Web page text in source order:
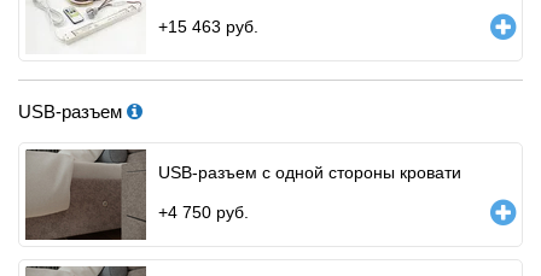
+15 463 руб.
USB-разъем
USB-разъем с одной стороны кровати
+4 750 руб.